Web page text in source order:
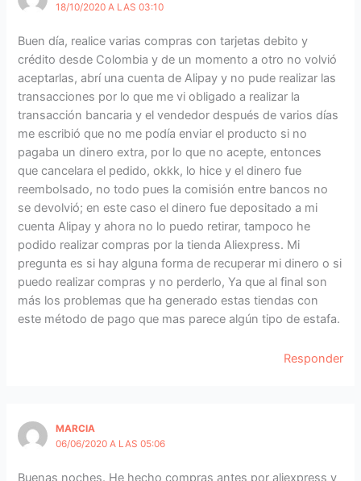
18/10/2020 A LAS 03:10
Buen día, realice varias compras con tarjetas debito y
crédito desde Colombia y de un momento a otro no volvió
aceptarlas, abrí una cuenta de Alipay y no pude realizar las
transacciones por lo que me vi obligado a realizar la
transacción bancaria y el vendedor después de varios días
me escribió que no me podía enviar el producto si no
pagaba un dinero extra, por lo que no acepte, entonces
que cancelara el pedido, okkk, lo hice y el dinero fue
reembolsado, no todo pues la comisión entre bancos no
se devolvió; en este caso el dinero fue depositado a mi
cuenta Alipay y ahora no lo puedo retirar, tampoco he
podido realizar compras por la tienda Aliexpress. Mi
pregunta es si hay alguna forma de recuperar mi dinero o si
puedo realizar compras y no perderlo, Ya que al final son
más los problemas que ha generado estas tiendas con
este método de pago que mas parece algún tipo de estafa.
Responder
MARCIA
06/06/2020 A LAS 05:06
Buenas noches. He hecho compras antes por aliexpress y